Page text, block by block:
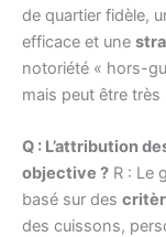
de quartier fidèle,
efficace et une
notoriété « hors-
mais peut être très
Q : L’attribution
objective ? R : Le
basé sur des
des cuissons,